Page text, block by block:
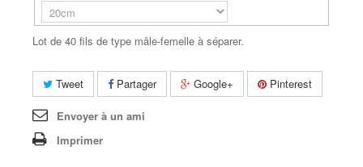
Lot de 40 fils de type mâle-femelle à séparer.
Tweet Partager Google+ Pinterest
Envoyer à un ami
Imprimer